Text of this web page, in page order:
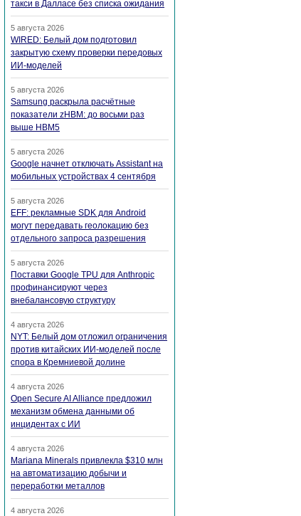
такси в Далласе без списка ожидания
5 августа 2026
WIRED: Белый дом подготовил
закрытую схему проверки передовых
ИИ-моделей
5 августа 2026
Samsung раскрыла расчётные
показатели zHBM: до восьми раз
выше HBM5
5 августа 2026
Google начнет отключать Assistant на
мобильных устройствах 4 сентября
5 августа 2026
EFF: рекламные SDK для Android
могут передавать геолокацию без
отдельного запроса разрешения
5 августа 2026
Поставки Google TPU для Anthropic
профинансируют через
внебалансовую структуру
4 августа 2026
NYT: Белый дом отложил ограничения
против китайских ИИ-моделей после
спора в Кремниевой долине
4 августа 2026
Open Secure AI Alliance предложил
механизм обмена данными об
инцидентах с ИИ
4 августа 2026
Mariana Minerals привлекла $310 млн
на автоматизацию добычи и
переработки металлов
4 августа 2026